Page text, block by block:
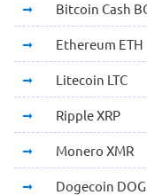
Bitcoin Cash
Ethereum ETH
Litecoin LTC
Ripple XRP
Monero XMR
Dogecoin